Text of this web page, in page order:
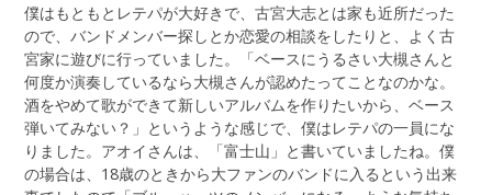
僕はもともとレテパが大好きで、古宮大志とは家も近所だった
ので、バンドメンバー探しとか恋愛の相談をしたりと、よく古
宮家に遊びに行っていました。「ベースにうるさい大槻さんと
何度か演奏しているなら大槻さんが認めたってことなのかな。
酒をやめて歌ができて新しいアルバムを作りたいから、ベース
弾いてみない？」というような感じで、僕はレテパの一員にな
りました。アオイさんは、「富士山」と書いていましたね。僕
の場合は、18歳のときから大ファンのバンドに入るという出来